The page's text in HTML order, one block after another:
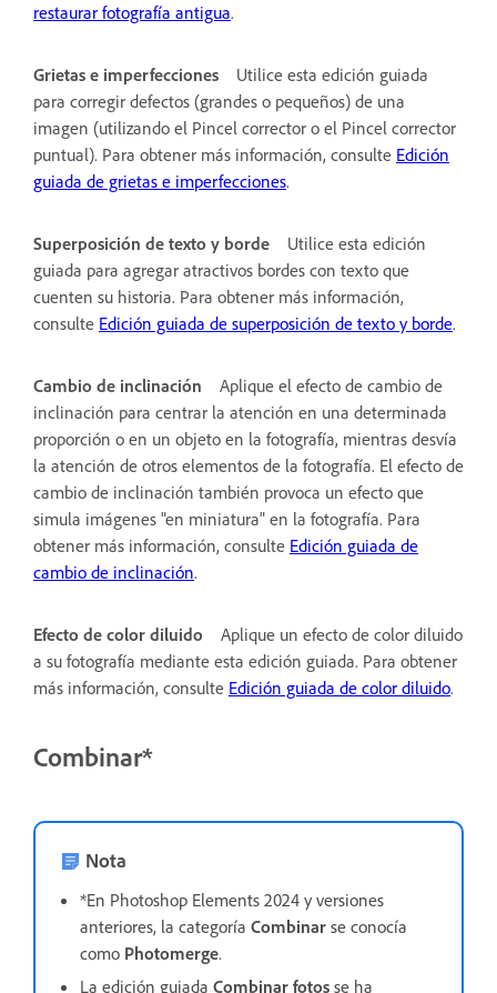
restaurar fotografía antigua.
Grietas e imperfecciones
Utilice esta edición guiada
para corregir defectos (grandes o pequeños) de una
imagen (utilizando el Pincel corrector o el Pincel corrector
puntual). Para obtener más información, consulte Edición
guiada de grietas e imperfecciones.
Superposición de texto y borde
Utilice esta edición
guiada para agregar atractivos bordes con texto que
cuenten su historia. Para obtener más información,
consulte Edición guiada de superposición de texto y borde.
Cambio de inclinación
Aplique el efecto de cambio de
inclinación para centrar la atención en una determinada
proporción o en un objeto en la fotografía, mientras desvía
la atención de otros elementos de la fotografía. El efecto de
cambio de inclinación también provoca un efecto que
simula imágenes "en miniatura" en la fotografía. Para
obtener más información, consulte Edición guiada de
cambio de inclinación.
Efecto de color diluido
Aplique un efecto de color diluido
a su fotografía mediante esta edición guiada. Para obtener
más información, consulte Edición guiada de color diluido.
Combinar*
Nota
*En Photoshop Elements 2024 y versiones
anteriores, la categoría Combinar se conocía
como Photomerge.
La edición guiada Combinar fotos se ha